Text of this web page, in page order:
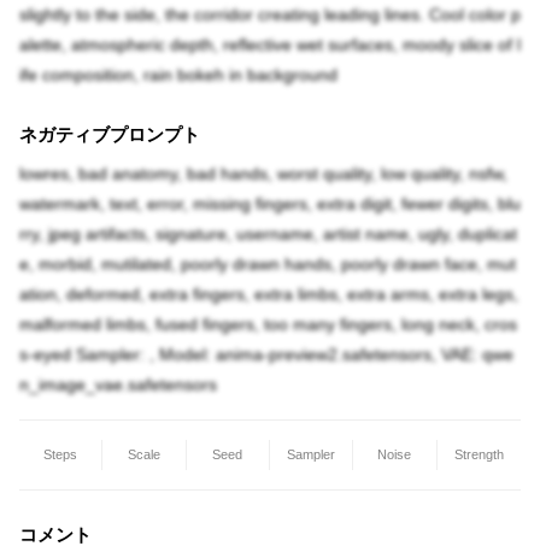
slightly to the side, the corridor creating leading lines. Cool color p
alette, atmospheric depth, reflective wet surfaces, moody slice of l
ife composition, rain bokeh in background
ネガティブプロンプト
lowres, bad anatomy, bad hands, worst quality, low quality, nsfw,
watermark, text, error, missing fingers, extra digit, fewer digits, blu
rry, jpeg artifacts, signature, username, artist name, ugly, duplicat
e, morbid, mutilated, poorly drawn hands, poorly drawn face, mut
ation, deformed, extra fingers, extra limbs, extra arms, extra legs,
malformed limbs, fused fingers, too many fingers, long neck, cros
s-eyed Sampler: , Model: anima-preview2.safetensors, VAE: qwe
n_image_vae.safetensors
Steps Scale Seed Sampler Noise Strength
コメント